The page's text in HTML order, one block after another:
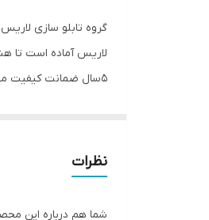
لاریس آماده است تا
۵سال ضمانت کیفیت محصول استفاده از بهترین متریال روز بازار قیمت کاملا رقابتی
نظرات
شما هم درباره این